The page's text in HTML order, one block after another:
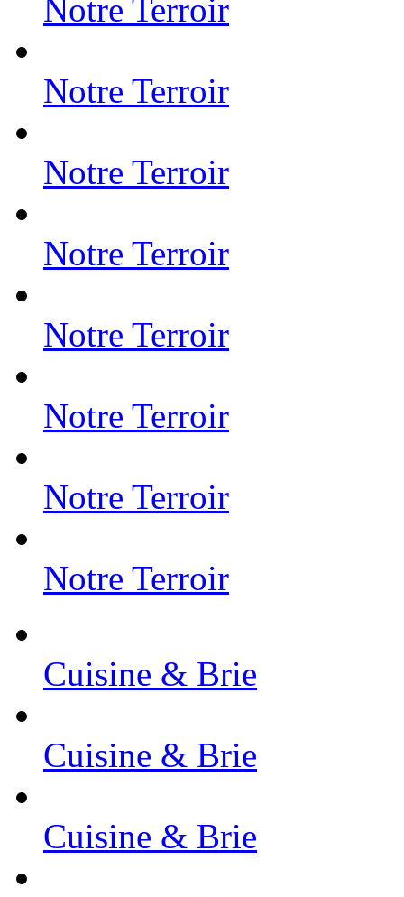
Notre Terroir
Notre Terroir
Notre Terroir
Notre Terroir
Notre Terroir
Notre Terroir
Notre Terroir
Notre Terroir
Cuisine & Brie
Cuisine & Brie
Cuisine & Brie